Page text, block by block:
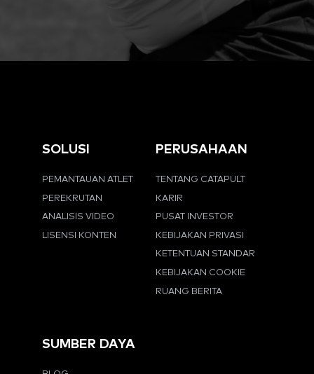
SOLUSI
PEMANTAUAN ATLET
PEREKRUTAN
ANALISIS VIDEO
LISENSI KONTEN
PERUSAHAAN
TENTANG CATAPULT
KARIR
PUSAT INVESTOR
KEBIJAKAN PRIVASI
KETENTUAN STANDAR
KEBIJAKAN COOKIE
RUANG BERITA
SUMBER DAYA